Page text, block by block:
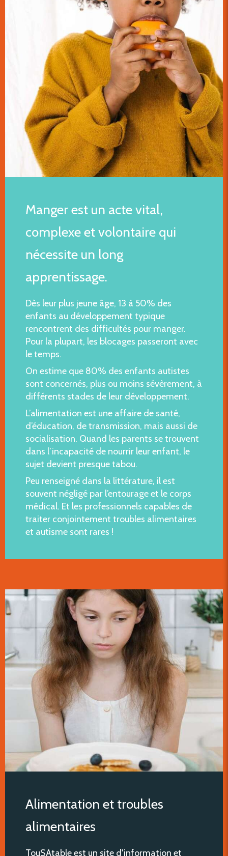
Manger est un acte vital,
complexe et volontaire qui
nécessite un long
apprentissage.
Dès leur plus jeune âge, 13 à 50% des
enfants au développement typique
rencontrent des difficultés pour manger.
Pour la plupart, les blocages passeront avec
le temps.
On estime que 80% des enfants autistes
sont concernés, plus ou moins sévèrement, à
différents stades de leur développement.
L’alimentation est une affaire de santé,
d’éducation, de transmission, mais aussi de
socialisation. Quand les parents se trouvent
dans l’incapacité de nourrir leur enfant, le
sujet devient presque tabou.
Peu renseigné dans la littérature, il est
souvent négligé par l’entourage et le corps
médical. Et les professionnels capables de
traiter conjointement troubles alimentaires
et autisme sont rares !
Alimentation et troubles
alimentaires
TouSAtable est un site d'information et